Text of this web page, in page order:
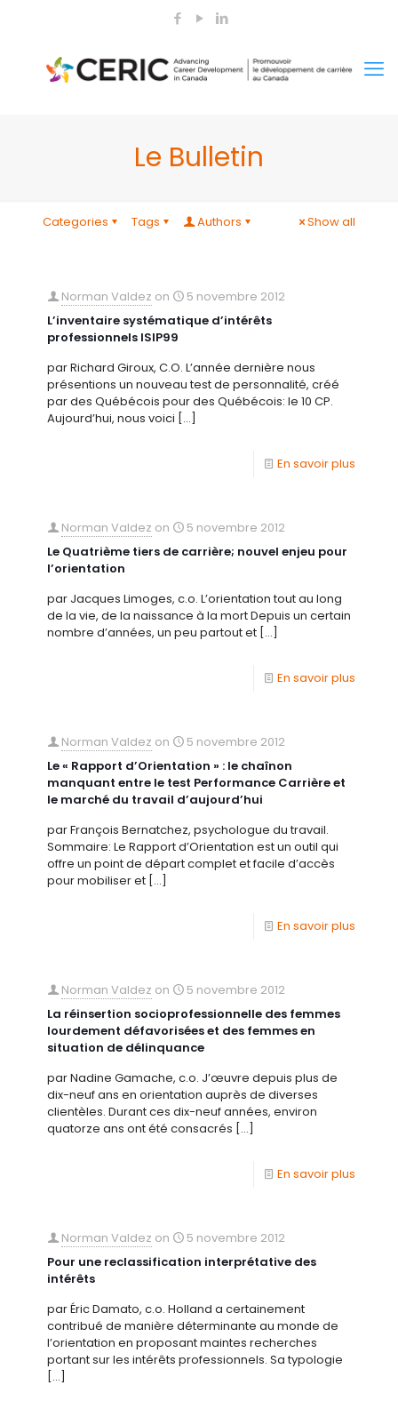
Le Bulletin
Categories Tags Authors Show all
Norman Valdez on
5 novembre 2012
L’inventaire systématique d’intérêts
professionnels ISIP99
par Richard Giroux, C.O. L’année dernière nous
présentions un nouveau test de personnalité, créé
par des Québécois pour des Québécois: le 10 CP.
Aujourd’hui, nous voici […]
En savoir plus
Norman Valdez on
5 novembre 2012
Le Quatrième tiers de carrière; nouvel enjeu pour
l’orientation
par Jacques Limoges, c.o. L’orientation tout au long
de la vie, de la naissance à la mort Depuis un certain
nombre d’années, un peu partout et […]
En savoir plus
Norman Valdez on
5 novembre 2012
Le « Rapport d’Orientation » : le chaînon
manquant entre le test Performance Carrière et
le marché du travail d’aujourd’hui
par François Bernatchez, psychologue du travail.
Sommaire: Le Rapport d’Orientation est un outil qui
offre un point de départ complet et facile d’accès
pour mobiliser et […]
En savoir plus
Norman Valdez on
5 novembre 2012
La réinsertion socioprofessionnelle des femmes
lourdement défavorisées et des femmes en
situation de délinquance
par Nadine Gamache, c.o. J’œuvre depuis plus de
dix-neuf ans en orientation auprès de diverses
clientèles. Durant ces dix-neuf années, environ
quatorze ans ont été consacrés […]
En savoir plus
Norman Valdez on
5 novembre 2012
Pour une reclassification interprétative des
intérêts
par Éric Damato, c.o. Holland a certainement
contribué de manière déterminante au monde de
l’orientation en proposant maintes recherches
portant sur les intérêts professionnels. Sa typologie
[…]